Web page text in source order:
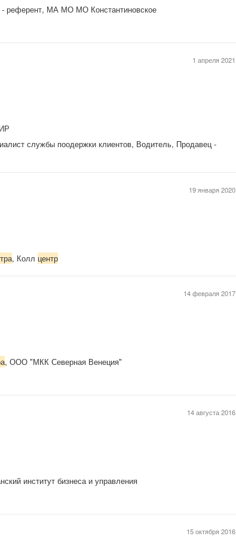
референт, МА МО МО Константиновское
1 апреля 2021
службы поодержки клиентов, Водитель, Продавец -
19 января 2020
, Колл центр
14 февраля 2017
, ООО "МКК Северная Венеция"
14 августа 2016
институт бизнеса и управления
15 октября 2016